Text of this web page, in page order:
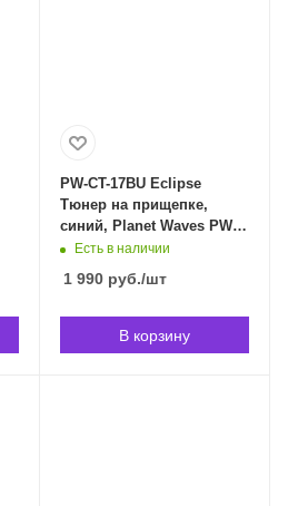
PW-CT-17BU Eclipse
Тюнер на прищепке,
синий, Planet Waves PW-
CT-17BU в Владивостоке
Есть в наличии
1 990руб./шт
В корзину